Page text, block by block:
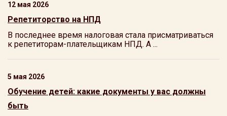
12 мая 2026
Репетиторство на НПД
В последнее время налоговая стала присматриваться
к репетиторам-плательщикам НПД. А ...
5 мая 2026
Обучение детей: какие документы у вас должны
быть